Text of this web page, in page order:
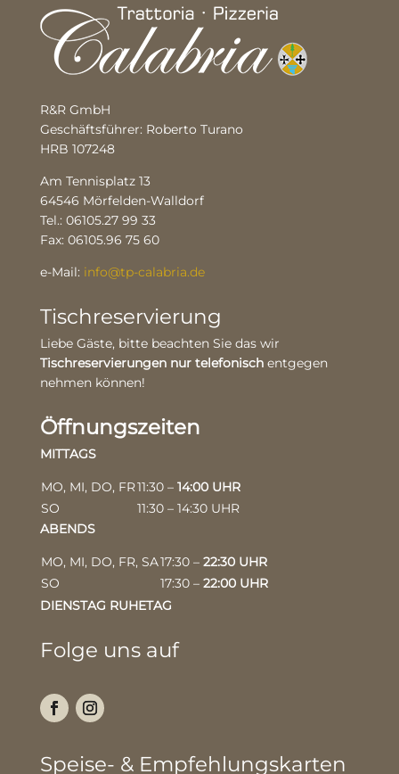
R&R GmbH
Geschäftsführer: Roberto Turano
HRB 107248
Am Tennisplatz 13
64546 Mörfelden-Walldorf
Tel.: 06105.27 99 33
Fax: 06105.96 75 60
e-Mail: info@tp-calabria.de
Tischreservierung
Liebe Gäste, bitte beachten Sie das wir
Tischreservierungen nur telefonischentgegen
nehmen können!
Öffnungszeiten
MITTAGS
MO, MI, DO, FR11:30 – 14:00 UHR
SO
11:30 – 14:30 UHR
ABENDS
MO, MI, DO, FR, SA17:30 – 22:30 UHR
SO
17:30 – 22:00 UHR
DIENSTAG RUHETAG
Folge uns auf
Speise- & Empfehlungskarten